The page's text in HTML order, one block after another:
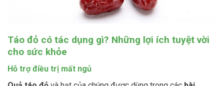
Táo đỏ có tác dụng gì? Những lợi ích tuyệt vời
cho sức khỏe
Hỗ trợ điều trị mất ngủ